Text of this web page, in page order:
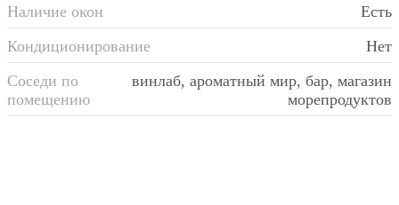
Наличие окон
Есть
Кондиционирование
Нет
Соседи по
помещению
винлаб, ароматный мир, бар, магазин
морепродуктов